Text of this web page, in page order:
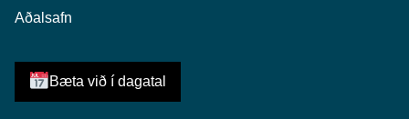
Aðalsafn
Bæta við í dagatal